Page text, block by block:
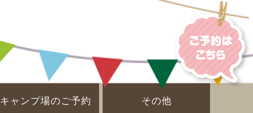
キャンプ場のご予約 その他